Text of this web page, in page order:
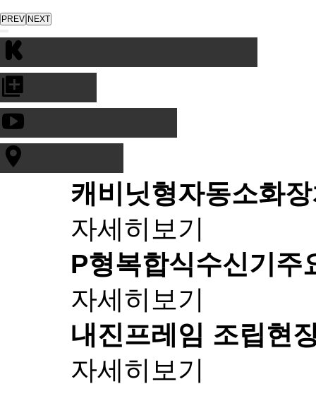
PREV NEXT
캐비닛형자동소화
자세히보기
P형복합식수신기 주
자세히보기
내진프레임 조립현
자세히보기